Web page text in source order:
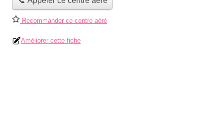
Recommander ce centre aéré
Améliorer cette fiche